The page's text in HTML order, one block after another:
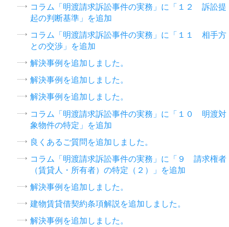
コラム「明渡請求訴訟事件の実務」に「１２ 訴訟提
起の判断基準」を追加
コラム「明渡請求訴訟事件の実務」に「１１ 相手方
との交渉」を追加
解決事例を追加しました。
解決事例を追加しました。
解決事例を追加しました。
コラム「明渡請求訴訟事件の実務」に「１０ 明渡対
象物件の特定」を追加
良くあるご質問を追加しました。
コラム「明渡請求訴訟事件の実務」に「９ 請求権者
（賃貸人・所有者）の特定（２）」を追加
解決事例を追加しました。
建物賃貸借契約条項解説を追加しました。
解決事例を追加しました。